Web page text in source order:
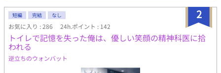
い なおと) 斗真の父 向井 美香(むかい みか) 斗真の母 向井 杏美(む
かい あみ)17歳 斗真の妹 登場人物はまだ増える予定です。 その都
度紹介していきます。
2
短編 完結 なし
お気に入り : 286 24h.ポイント : 142
トイレで記憶を失った俺は、優しい笑顔の精神科医に拾
われる
逆立ちのウォンバット